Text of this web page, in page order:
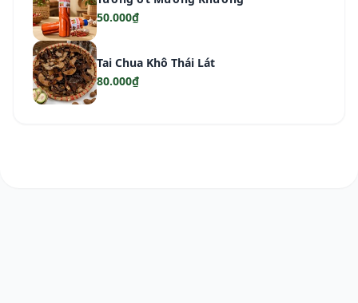
50.000₫
Tai Chua Khô Thái Lát
80.000₫